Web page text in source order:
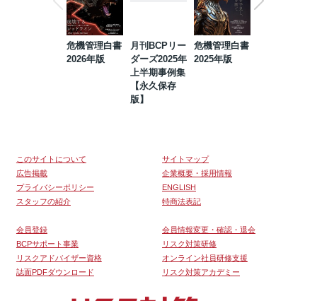
危機管理白書
2026年版
月刊BCPリー
ダーズ2025年
上半期事例集
【永久保存
版】
危機管理白書
2025年版
このサイトについて
サイトマップ
広告掲載
企業概要・採用情報
プライバシーポリシー
ENGLISH
スタッフの紹介
特商法表記
会員登録
会員情報変更・確認・退会
BCPサポート事業
リスク対策研修
リスクアドバイザー資格
オンライン社員研修支援
誌面PDFダウンロード
リスク対策アカデミー